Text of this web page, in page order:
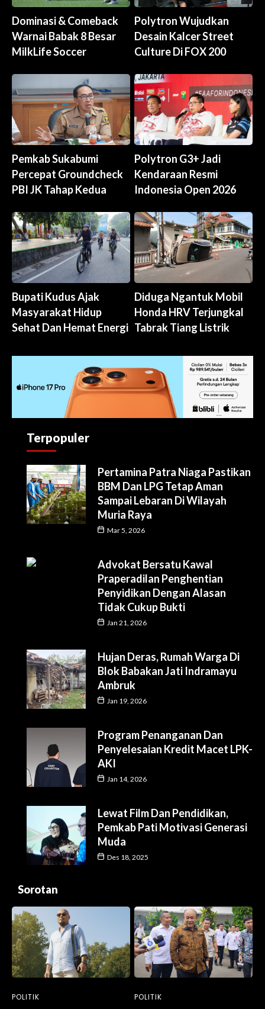
Dominasi & Comeback
Warnai Babak 8 Besar
MilkLife Soccer
Polytron Wujudkan
Desain Kalcer Street
Culture Di FOX 200
Pemkab Sukabumi
Percepat Groundcheck
PBI JK Tahap Kedua
Polytron G3+ Jadi
Kendaraan Resmi
Indonesia Open 2026
Bupati Kudus Ajak
Masyarakat Hidup
Sehat Dan Hemat Energi
Diduga Ngantuk Mobil
Honda HRV Terjungkal
Tabrak Tiang Listrik
Terpopuler
Pertamina Patra Niaga Pastikan
BBM Dan LPG Tetap Aman
Sampai Lebaran Di Wilayah
Muria Raya
Mar 5, 2026
Advokat Bersatu Kawal
Praperadilan Penghentian
Penyidikan Dengan Alasan
Tidak Cukup Bukti
Jan 21, 2026
Hujan Deras, Rumah Warga Di
Blok Babakan Jati Indramayu
Ambruk
Jan 19, 2026
Program Penanganan Dan
Penyelesaian Kredit Macet LPK-
AKI
Jan 14, 2026
Lewat Film Dan Pendidikan,
Pemkab Pati Motivasi Generasi
Muda
Des 18, 2025
Sorotan
POLITIK POLITIK